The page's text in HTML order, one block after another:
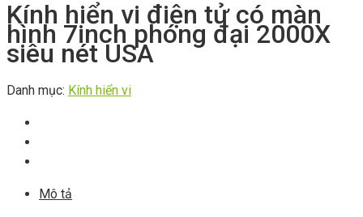
Kính hiển vi điện tử có màn
hình 7inch phóng đại 2000X
siêu nét USA
Danh mục: Kính hiển vi
Mô tả